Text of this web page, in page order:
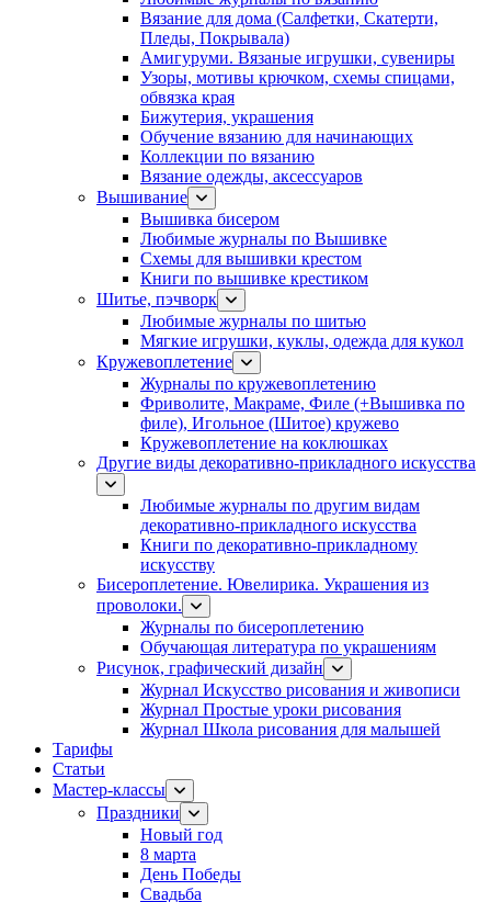
Вязание для дома (Салфетки, Скатерти,
Пледы, Покрывала)
Амигуруми. Вязаные игрушки, сувениры
Узоры, мотивы крючком, схемы спицами,
обвязка края
Бижутерия, украшения
Обучение вязанию для начинающих
Коллекции по вязанию
Вязание одежды, аксессуаров
Вышивание
Вышивка бисером
Любимые журналы по Вышивке
Схемы для вышивки крестом
Книги по вышивке крестиком
Шитье, пэчворк
Любимые журналы по шитью
Мягкие игрушки, куклы, одежда для кукол
Кружевоплетение
Журналы по кружевоплетению
Фриволите, Макраме, Филе (+Вышивка по
филе), Игольное (Шитое) кружево
Кружевоплетение на коклюшках
Другие виды декоративно-прикладного искусства
Любимые журналы по другим видам
декоративно-прикладного искусства
Книги по декоративно-прикладному
искусству
Бисероплетение. Ювелирика. Украшения из
проволоки.
Журналы по бисероплетению
Обучающая литература по украшениям
Рисунок, графический дизайн
Журнал Искусство рисования и живописи
Журнал Простые уроки рисования
Журнал Школа рисования для малышей
Тарифы
Статьи
Мастер-классы
Праздники
Новый год
8 марта
День Победы
Свадьба